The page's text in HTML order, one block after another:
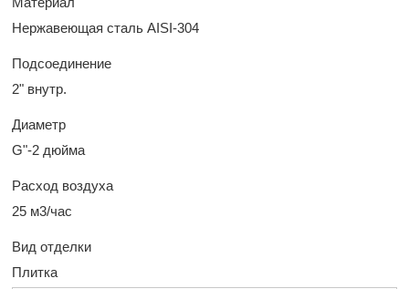
Нержавеющая сталь AISI-304
Подсоединение
2" внутр.
Диаметр
G"-2 дюйма
Расход воздуха
25 м3/час
Вид отделки
Плитка